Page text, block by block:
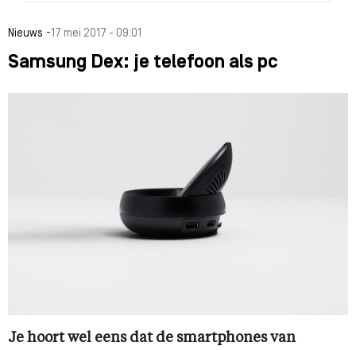
Nieuws -17 mei 2017 - 09:01
Samsung Dex: je telefoon als pc
Je hoort wel eens dat de smartphones van